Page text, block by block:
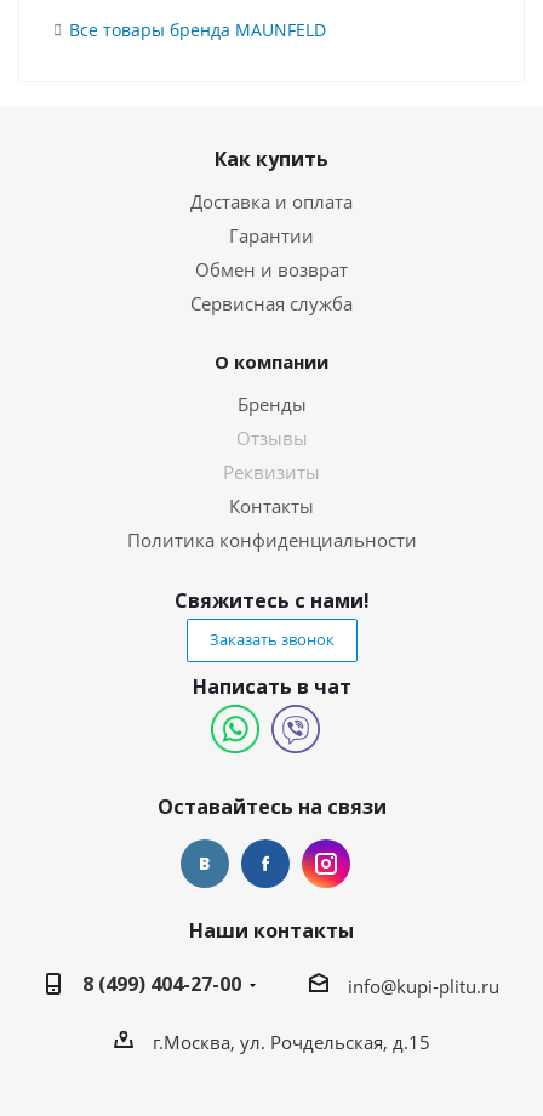
Все товары бренда MAUNFELD
Как купить
Доставка и оплата
Гарантии
Обмен и возврат
Сервисная служба
О компании
Бренды
Отзывы
Реквизиты
Контакты
Политика конфиденциальности
Свяжитесь с нами!
Заказать звонок
Написать в чат
Оставайтесь на связи
Наши контакты
8 (499) 404-27-00
info@kupi-plitu.ru
г.Москва, ул. Рочдельская, д.15